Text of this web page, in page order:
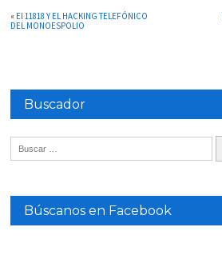
« El 11818 Y EL HACKING TELEFÓNICO
DEL MONOESPOLIO
Buscador
Búscanos en Facebook